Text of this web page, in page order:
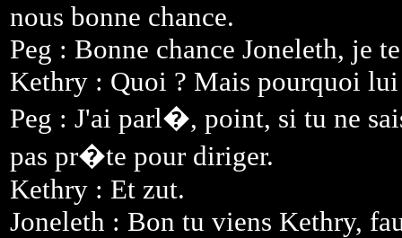
nous bonne chance.
Peg : Bonne chance Joneleth, je
Kethry : Quoi ? Mais pourquoi
Peg : J'ai parl�, point, si tu ne
pas pr�te pour diriger.
Kethry : Et zut.
Joneleth : Bon tu viens Kethry,